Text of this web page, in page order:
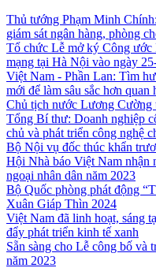
Thủ tướng Phạm Minh
giám sát ngân hàng, phòng
Tổ chức Lễ mở ký Công ước
mạng tại Hà Nội vào ngày
Việt Nam - Phần Lan: Tìm
mới để làm sâu sắc hơn quan
Chủ tịch nước Lương Cường
Tổng Bí thư: Doanh nghiệp
chủ và phát triển công nghệ
Bộ Nội vụ đốc thúc khẩn
Hội Nhà báo Việt Nam nhận
ngoại nhân dân năm 2023
Bộ Quốc phòng phát động
Xuân Giáp Thìn 2024
Việt Nam đã linh hoạt, sáng
đẩy phát triển kinh tế xanh
Sẵn sàng cho Lễ công bố
năm 2023